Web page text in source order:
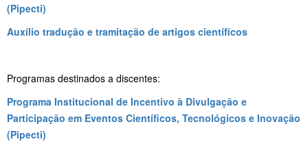
(Pipecti)
Auxílio tradução e tramitação de artigos científicos
Programas destinados a discentes:
Programa Institucional de Incentivo à Divulgação e
Participação em Eventos Científicos, Tecnológicos e Inovação
(Pipecti)